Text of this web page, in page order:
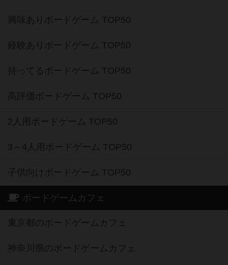
興味ありボードゲーム TOP50
経験ありボードゲーム TOP50
持ってるボードゲーム TOP50
高評価ボードゲーム TOP50
2人用ボードゲーム TOP50
3～4人用ボードゲーム TOP50
子供向けボードゲーム TOP50
ボードゲームカフェ
東京都のボードゲームカフェ
神奈川県のボードゲームカフェ